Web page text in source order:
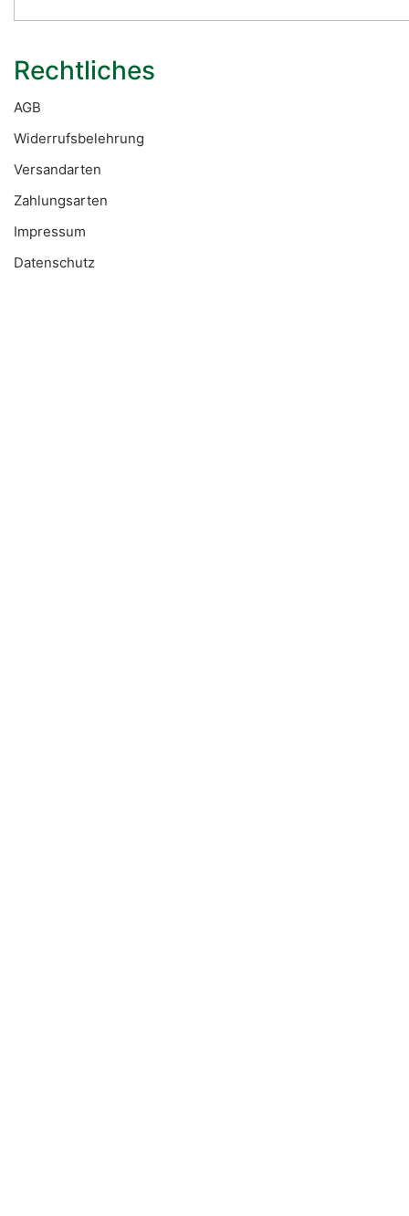
Rechtliches
AGB
Widerrufsbelehrung
Versandarten
Zahlungsarten
Impressum
Datenschutz